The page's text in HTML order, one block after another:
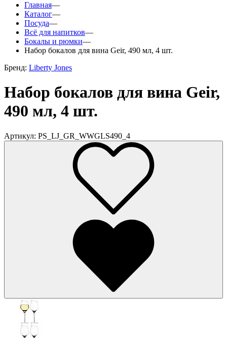
Главная—
Каталог—
Посуда—
Всё для напитков—
Бокалы и рюмки—
Набор бокалов для вина Geir, 490 мл, 4 шт.
Бренд: Liberty Jones
Набор бокалов для вина Geir,
490 мл, 4 шт.
Артикул: PS_LJ_GR_WWGLS490_4